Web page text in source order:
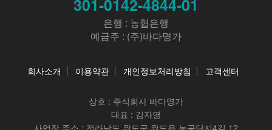
301-0142-4844-01
은행 : 농협은행
예금주 : (주)바다명가
회사소개 이용약관 개인정보처리방침 고객센터
상호 : 주식회사 바다명가
대표 : 김자영
사업장 주소 : 전라남도 완도군 완도읍 농공단지4길 12